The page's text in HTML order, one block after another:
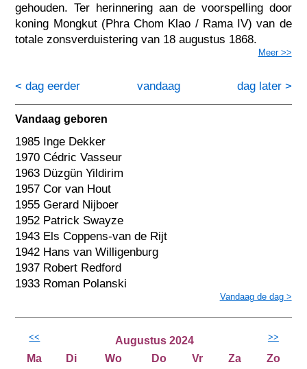
gehouden. Ter herinnering aan de voorspelling door
koning Mongkut (Phra Chom Klao / Rama IV) van de
totale zonsverduistering van 18 augustus 1868.
Meer >>
< dag eerder dag later >
vandaag
Vandaag geboren
1985 Inge Dekker
1970 Cédric Vasseur
1963 Düzgün Yildirim
1957 Cor van Hout
1955 Gerard Nijboer
1952 Patrick Swayze
1943 Els Coppens-van de Rijt
1942 Hans van Willigenburg
1937 Robert Redford
1933 Roman Polanski
Vandaag de dag >
<< Augustus 2024 >>
Ma Di Wo Do Vr Za
Zo